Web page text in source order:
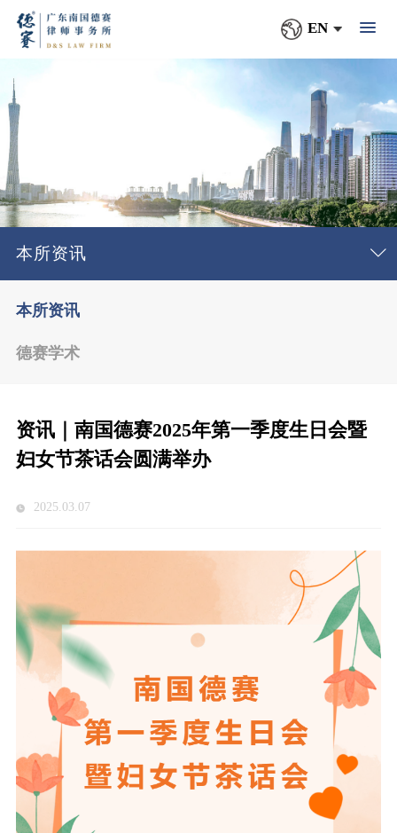
EN
本所资讯
本所资讯
德赛学术
资讯｜南国德赛2025年第一季度生日会暨
妇女节茶话会圆满举办
2025.03.07